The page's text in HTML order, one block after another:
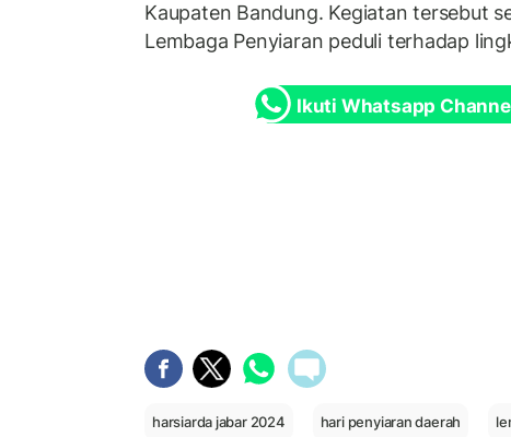
Kaupaten Bandung. Kegiatan tersebut
Lembaga Penyiaran peduli terhadap
Ikuti Whatsapp
harsiarda jabar 2024 hari penyiaran daerah